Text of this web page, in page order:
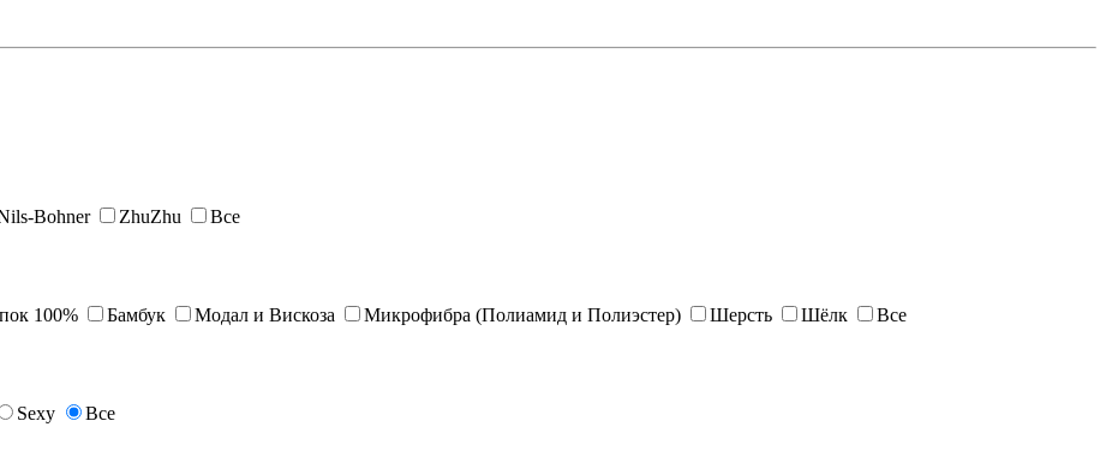
Bohner ZhuZhu Все
100% Бамбук Модал и Вискоза Микрофибра (Полиамид и Полиэстер) Шерсть Шёлк Все
Sexy Все